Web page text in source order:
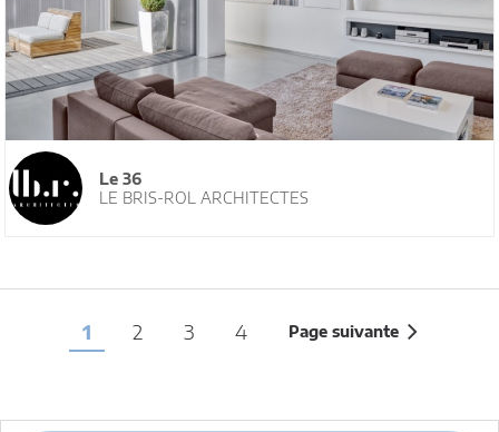
Le 36
LE BRIS-ROL ARCHITECTES
1 2 3 4 Page suivante